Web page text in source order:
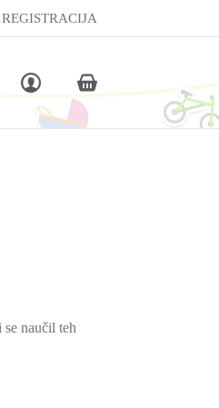
Shopping
cart
naučil teh